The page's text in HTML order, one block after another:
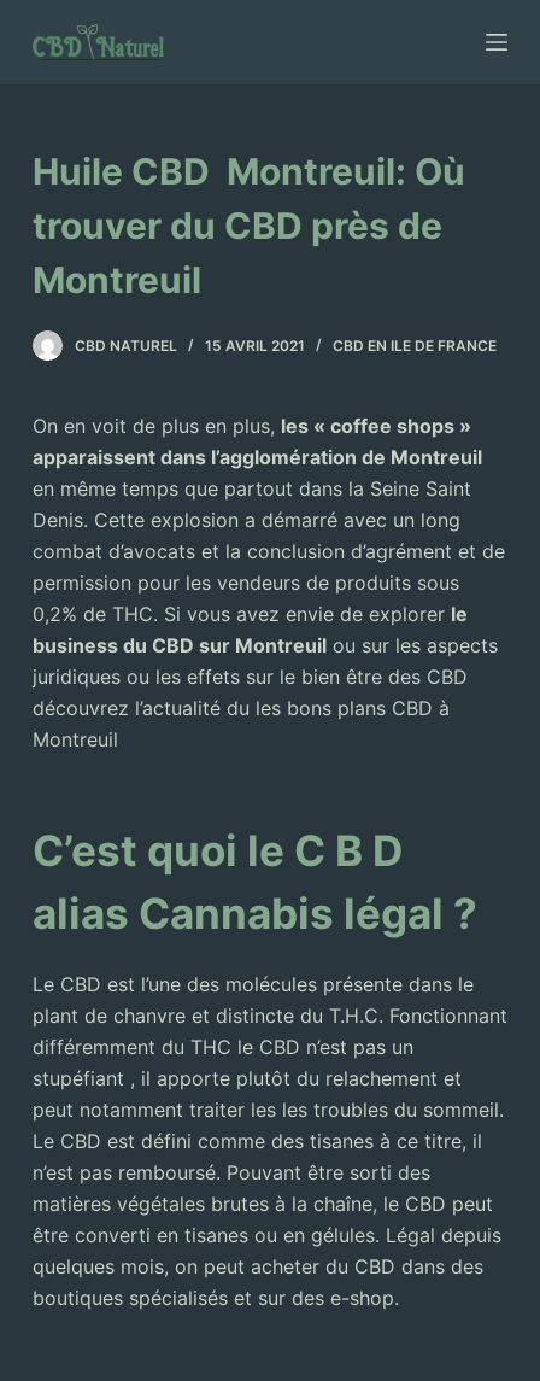
a
a
n
n
u
Huile CBD Montreuil: Où
trouver du CBD près de
Montreuil
CBD NATUREL 15 AVRIL 2021 CBD EN ILE DE FRANCE
On en voit de plus en plus, les « coffee shops »
apparaissent dans l’agglomération de Montreuil
en même temps que partout dans la Seine Saint
Denis. Cette explosion a démarré avec un long
combat d’avocats et la conclusion d’agrément et de
permission pour les vendeurs de produits sous
0,2% de THC. Si vous avez envie de explorer le
business du CBD sur Montreuilou sur les aspects
juridiques ou les effets sur le bien être des CBD
découvrez l’actualité du les bons plans CBD à
Montreuil
C’est quoi le C B D
alias Cannabis légal ?
Le CBD est l’une des molécules présente dans le
plant de chanvre et distincte du T.H.C. Fonctionnant
différemment du THC le CBD n’est pas un
stupéfiant , il apporte plutôt du relachement et
peut notamment traiter les les troubles du sommeil.
Le CBD est défini comme des tisanes à ce titre, il
n’est pas remboursé. Pouvant être sorti des
matières végétales brutes à la chaîne, le CBD peut
être converti en tisanes ou en gélules. Légal depuis
quelques mois, on peut acheter du CBD dans des
boutiques spécialisés et sur des e-shop.